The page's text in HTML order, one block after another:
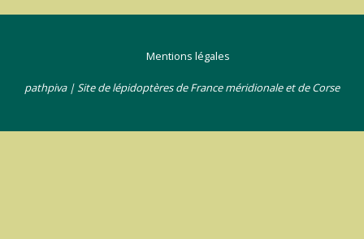
Mentions légales
pathpiva | Site de lépidoptères de France méridionale et de Corse